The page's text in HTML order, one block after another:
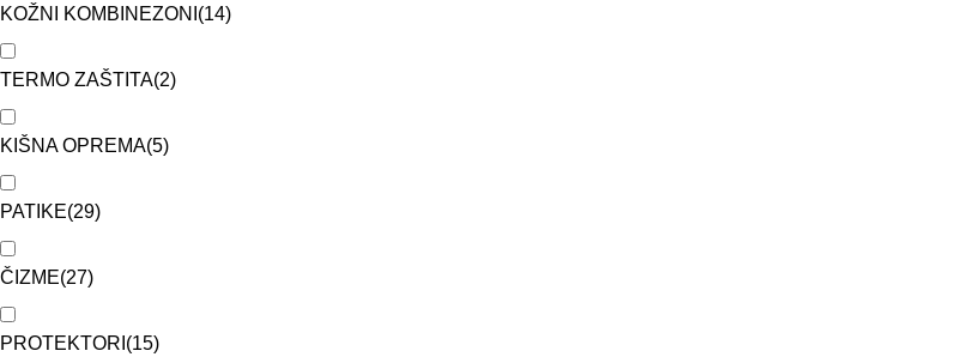
KOŽNI KOMBINEZONI (14)
TERMO ZAŠTITA(2)
KIŠNA OPREMA(5)
PATIKE(29)
ČIZME(27)
PROTEKTORI (15)